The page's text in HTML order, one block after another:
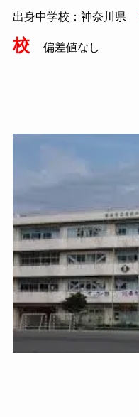
出身中学校：神奈川県
校
偏差値なし